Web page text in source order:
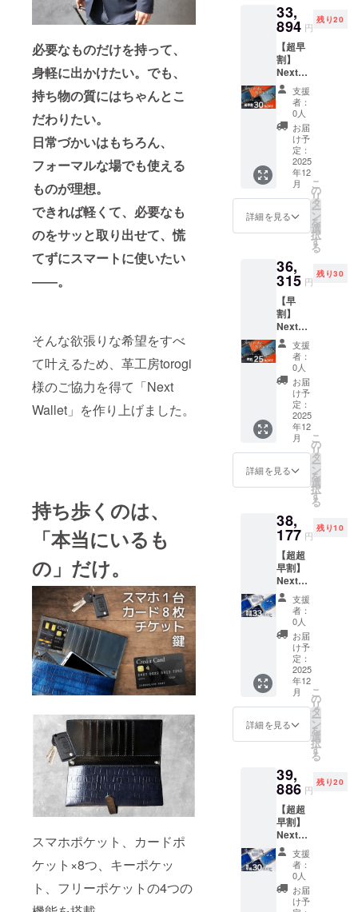
必要なものだけを持って、
身軽に出かけたい。でも、
持ち物の質にはちゃんとこ
だわりたい。
日常づかいはもちろん、
フォーマルな場でも使える
ものが理想。
できれば軽くて、必要なも
のをサッと取り出せて、慌
てずにスマートに使いたい
――。
そんな欲張りな希望をすべ
て叶えるため、革工房torogi
様のご協力を得て「Next
Wallet」を作り上げました。
持ち歩くのは、
「本当にいるも
の」だけ。
スマホポケット、カードポ
ケット×8つ、キーポケッ
ト、フリーポケットの4つの
を掴んでほ
しい。
"あったらい
いな"を形に
して需要を
生み出すこ
とで、日本
のものづく
りを支える
職人の方々
人々を応援
そんな想い
Maccabi
projectを立
ち上げまし
た。
Maccabi
projectは、
大阪市の就
労支援型革
工房torogi様
いただき、
革職人がひ
とつひとつ
丁寧に手作
りしていま
す。
ベルト
3,980円
(税込)の
ところ
を、先
着10個
限定で
33%OF
Fにて販
売させ
ていた
だきま
す！ 本
体は以
下の3色
から好
きな色
す。 ・
オレン
ジブラ
ウン ・
ブルー
・ブ
ラック
ベルト
は以下
の4色か
ら好き
な色を
お選び
いただ
けま
す。 ・
オレン
・ブ
ラック
・レッ
ド
33,
894 円
残り20
【超早
割】
Next
Wallet
栃木レ
ザー 選
べるカ
ラー (本
体1個
+ショル
ダーベ
ルト1
本) 通常
販売価
格 本体
44,440
ベルト
3,980円
(税込)の
ところ
を、先
着20個
限定で
30%OF
Fにて販
売させ
ていた
だきま
す！ 本
体は以
下の3色
から好
きな色
す。 ・
オレン
ジブラ
ウン ・
ブルー
・ブ
ラック
ベルト
は以下
の4色か
ら好き
な色を
お選び
いただ
けま
す。 ・
オレン
・ブ
ラック
・レッ
ド
支援
者：
0人
お届
け予
定：
2025
年12
月
詳細を見る
こ
の
リ
タ
ー
ン
を
選
択
す
る
36,
315 円
残り30
【早
割】
Next
Wallet
栃木レ
ザー 選
べるカ
ラー (本
体1個
+ショル
ダーベ
ルト1
本) 通常
販売価
格 本体
44,440
ベルト
3,980円
(税込)の
ところ
を、先
着30個
限定で
25%OF
Fにて販
売させ
ていた
だきま
す！ 本
体は以
下の3色
から好
きな色
す。 ・
オレン
ジブラ
ウン ・
ブルー
・ブ
ラック
ベルト
は以下
の4色か
ら好き
支援
者：
0人
お届
け予
定：
2025
年12
月
詳細を見る
こ
の
リ
タ
ー
ン
を
選
択
す
る
38,
177 円
残り10
【超超
早割】
Next
Wallet
型押し
クロコ
選べる
カラー
(本体1
個+ショ
ルダー
ベルト1
本) 通常
販売価
格 本体
53,000
ベルト
3,980円
(税込)の
ところ
を、先
着10個
限定で
33%OF
Fにて販
売させ
ていた
支援
者：
0人
お届
け予
定：
2025
年12
月
詳細を見る
こ
の
リ
タ
ー
ン
を
選
択
す
る
39,
886 円
残り20
【超超
早割】
Next
Wallet
型押し
クロコ
選べる
カラー
支援
者：
0人
お届
け予